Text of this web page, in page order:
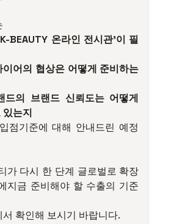
BEAUTY 온라인 전시관’이 필
이어의 협상은 어떻게 준비하는
드의 브랜드 신뢰도는 어떻게
있는지
점기준에 대해 안내드린 예정
가 다시 한 단계 글로벌로 확장
지금 준비해야 할 수출의 기준
확인해 보시기 바랍니다.